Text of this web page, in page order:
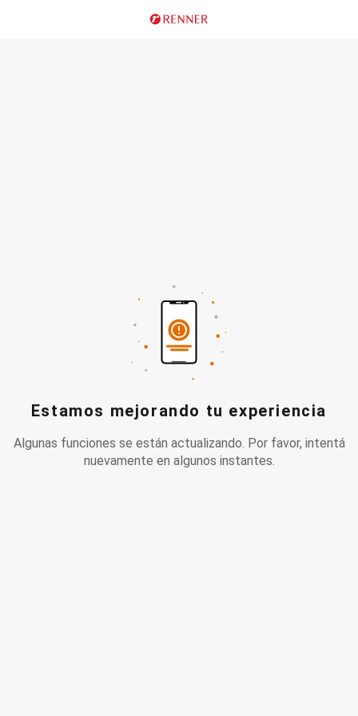
Estamos mejorando tu experiencia
Algunas funciones se están actualizando. Por favor, intentá
nuevamente en algunos instantes.